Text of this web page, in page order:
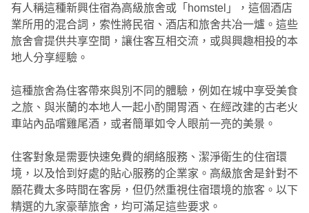
有人稱這種新興住宿為高級旅舍或「homstel」，這個酒店
業所用的混合詞，索性將民宿、酒店和旅舍共冶一爐。這些
旅舍會提供共享空間，讓住客互相交流，或與興趣相投的本
地人分享經驗。
這種旅舍為住客帶來與別不同的體驗，例如在城中享受美食
之旅、與米蘭的本地人一起小酌開胃酒、在經改建的古老火
車站內品嚐雞尾酒，或者簡單如令人眼前一亮的美景。
住客對象是需要快速免費的網絡服務、潔淨衛生的住宿環
境，以及恰到好處的貼心服務的企業家。高級旅舍是針對不
願花費太多時間在客房，但仍然重視住宿環境的旅客。以下
精選的九家豪華旅舍，均可滿足這些要求。